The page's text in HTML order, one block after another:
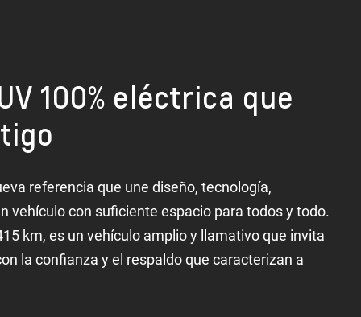
100% eléctrica que
referencia que une diseño, tecnología,
vehículo con suficiente espacio para todos y todo.
km, es un vehículo amplio y llamativo que invita
la confianza y el respaldo que caracterizan a